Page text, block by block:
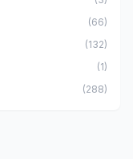
(66)
(132)
(1)
(288)